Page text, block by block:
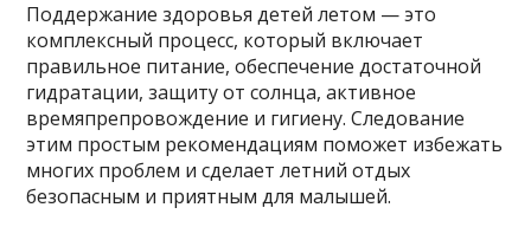
Поддержание здоровья детей летом — это
комплексный процесс, который включает
правильное питание, обеспечение достаточной
гидратации, защиту от солнца, активное
времяпрепровождение и гигиену. Следование
этим простым рекомендациям поможет избежать
многих проблем и сделает летний отдых
безопасным и приятным для малышей.